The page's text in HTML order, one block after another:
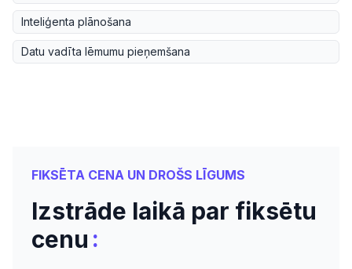
Inteliģenta plānošana
Datu vadīta lēmumu pieņemšana
FIKSĒTA CENA UN DROŠS LĪGUMS
Izstrāde laikā par fiksētu
cenu :